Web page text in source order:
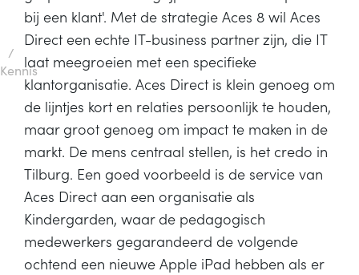
/
Kennis
bij een klant'. Met de strategie Aces 8 wil Aces
Direct een echte IT-business partner zijn, die IT
laat meegroeien met een specifieke
klantorganisatie. Aces Direct is klein genoeg om
de lijntjes kort en relaties persoonlijk te houden,
maar groot genoeg om impact te maken in de
markt. De mens centraal stellen, is het credo in
Tilburg. Een goed voorbeeld is de service van
Aces Direct aan een organisatie als
Kindergarden, waar de pedagogisch
medewerkers gegarandeerd de volgende
ochtend een nieuwe Apple iPad hebben als er